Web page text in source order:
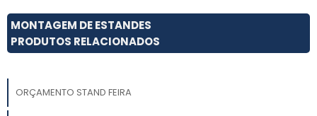
MONTAGEM DE ESTANDES
PRODUTOS RELACIONADOS
ORÇAMENTO STAND FEIRA